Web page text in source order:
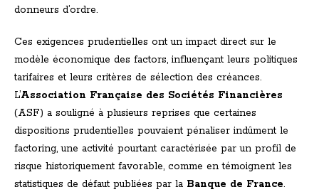
donneurs d’ordre.
Ces exigences prudentielles ont un impact direct sur le
modèle économique des factors, influençant leurs politiques
tarifaires et leurs critères de sélection des créances.
L’Association Française des Sociétés Financières
(ASF) a souligné à plusieurs reprises que certaines
dispositions prudentielles pouvaient pénaliser indûment le
factoring, une activité pourtant caractérisée par un profil de
risque historiquement favorable, comme en témoignent les
statistiques de défaut publiées par la Banque de France.